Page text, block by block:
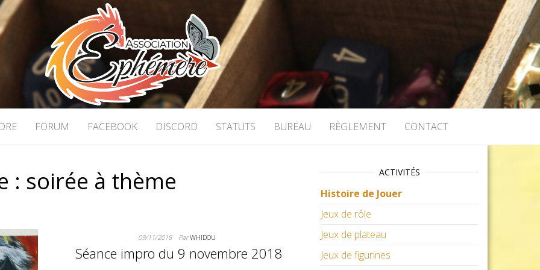
ÉPHÉMÈRE
FORUM FACEBOOK DISCORD STATUTS BUREAU RÈGLEMENT CONTACT
: soirée à thème
09/11/2018 ParWHIDOU
Séance impro du 9 novembre 2018
ACTIVITÉS
Histoire de Jouer
Jeux de rôle
Jeux de plateau
Jeux de figurines